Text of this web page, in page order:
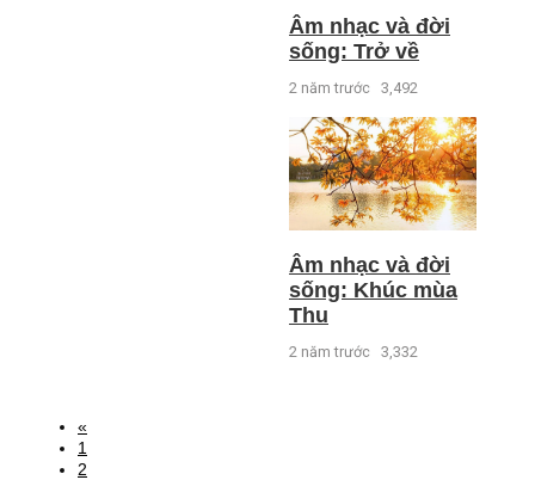
Âm nhạc và đời
sống: Trở về
2 năm trước 3,492
Âm nhạc và đời
sống: Khúc mùa
Thu
2 năm trước 3,332
«
1
2